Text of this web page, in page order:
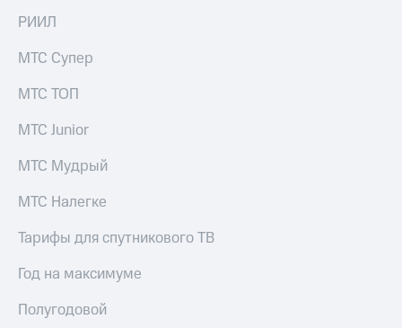
РИИЛ
МТС Супер
МТС ТОП
МТС Junior
МТС Мудрый
МТС Налегке
Тарифы для спутникового ТВ
Год на максимуме
Полугодовой